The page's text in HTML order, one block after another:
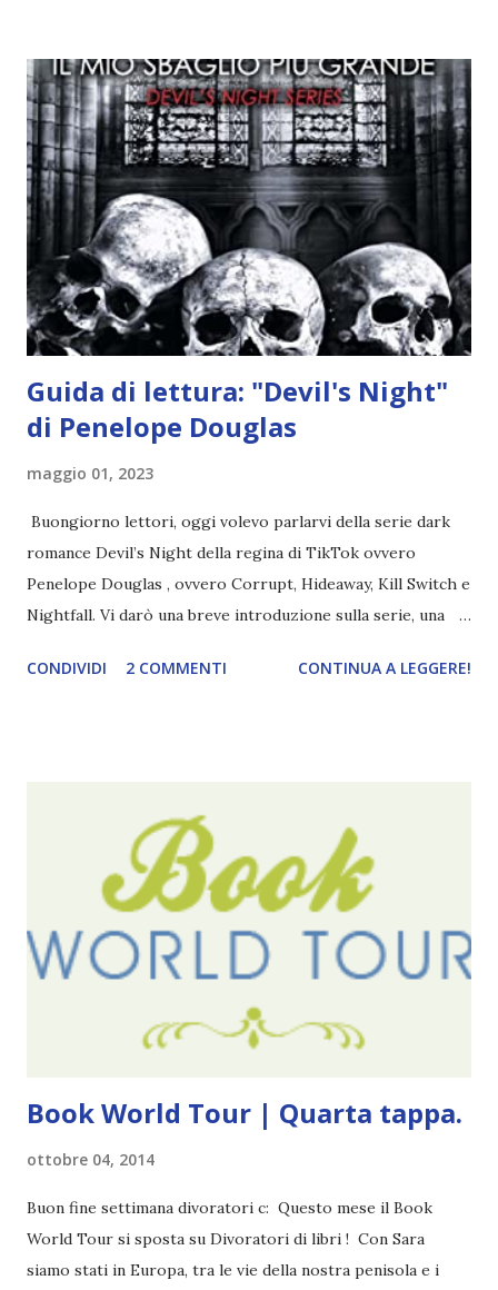
angelo puro, Elemiah. Ma, a differenza di cosa pensano,
l'angelo non ha intenzione di fare una strage, piuttosto è lì
per avvertili che Mikael non è più "l'angelo puro" che
credono e che potrebbe aver ucciso altri mezzi angeli, tipo
Rafael. A quelle parole, Haniel seguito da altri ibridi, si reca
nell'appartamento, senza risultati. Infine cercano nella
chiesetta. Lì trovano Rafael alle prese con gli angeli puri,
ma questa volta ...
Guida di lettura: "Devil's Night"
di Penelope Douglas
maggio 01, 2023
Buongiorno lettori, oggi volevo parlarvi della serie dark
romance Devil’s Night della regina di TikTok ovvero
Penelope Douglas , ovvero Corrupt, Hideaway, Kill Switch e
Nightfall. Vi darò una breve introduzione sulla serie, una
e anche un breve commento sui libri singoli. I libri sono in
Pagine: 448 Editore: Newton Compton Editori
Pubblicazione: 10 Gennaio 2023 Traduttore: Laura Lancini
Trama: “Si chiama Michael Crist. È il fratello maggiore del
mio ragazzo ed è come quei film dell'orrore che guardi
coprendoti gli occhi. È bellissimo, forte, e assolutamente
visto, l'ho sentito. Le cose che ha fatto, i misfatti ch...
CONDIVIDI 2 COMMENTI CONTINUA A LEGGERE!
Book World Tour | Quarta tappa.
ottobre 04, 2014
Buon fine settimana divoratori c: Questo mese il Book
World Tour si sposta su Divoratori di libri ! Con Sara
siamo stati in Europa, tra le vie della nostra penisola e i